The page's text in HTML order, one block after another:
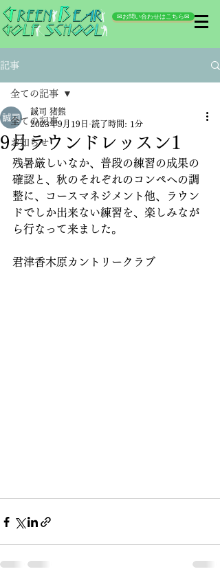
✉お問い合わせはこちら✉
記事
全ての記事
お知らせ
全ての記事
9月ラウンドレッスン1
誠司 猪熊
2023年9月19日 読了時間: 1分
残暑厳しいなか、普段の練習の成果の
確認と、秋のそれぞれのコンペへの調
整に、コースマネジメント他、ラウン
ドでしか出来ない練習を、楽しみなが
ら行なって来ました。
君津香木原カントリークラブ